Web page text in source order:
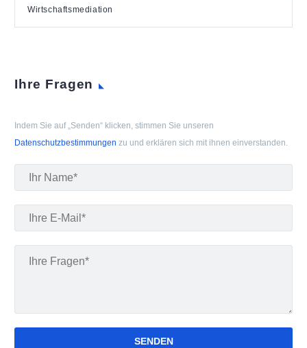
Wirtschaftsmediation
Ihre Fragen
Indem Sie auf „Senden“ klicken, stimmen Sie unseren
Datenschutzbestimmungen zu und erklären sich mit ihnen einverstanden.